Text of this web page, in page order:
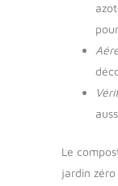
Le
jardin